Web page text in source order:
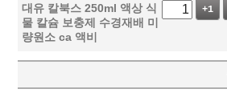
대유 칼북스 250ml 액상 식
물 칼슘 보충제 수경재배 미
량원소 ca 액비
+1